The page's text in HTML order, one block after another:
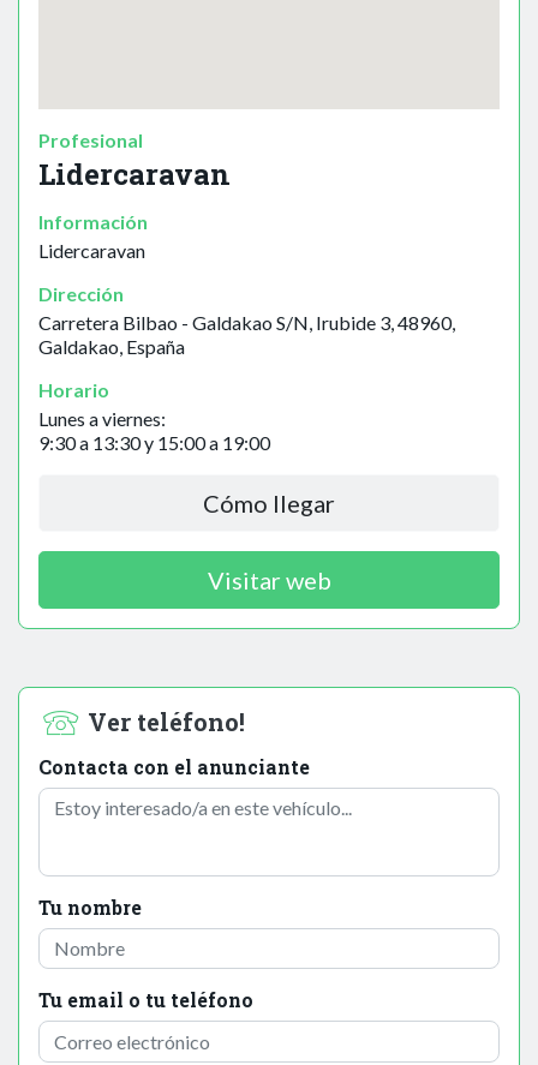
Profesional
Lidercaravan
Información
Lidercaravan
Dirección
Carretera Bilbao - Galdakao S/N, Irubide 3, 48960,
Galdakao, España
Horario
Lunes a viernes:
9:30 a 13:30 y 15:00 a 19:00
Cómo llegar
Visitar web
Ver teléfono!
Contacta con el anunciante
Tu nombre
Tu email o tu teléfono